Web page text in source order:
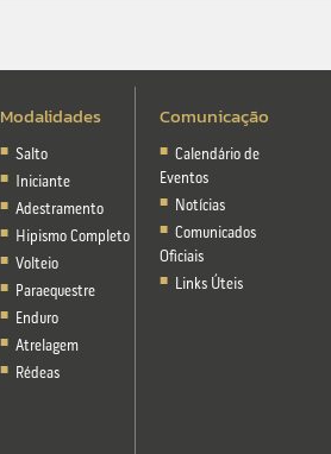
Modalidades
Salto
Iniciante
Adestramento
Hipismo Completo
Volteio
Paraequestre
Enduro
Atrelagem
Rédeas
Comunicação
Calendário de
Eventos
Notícias
Comunicados
Oficiais
Links Úteis